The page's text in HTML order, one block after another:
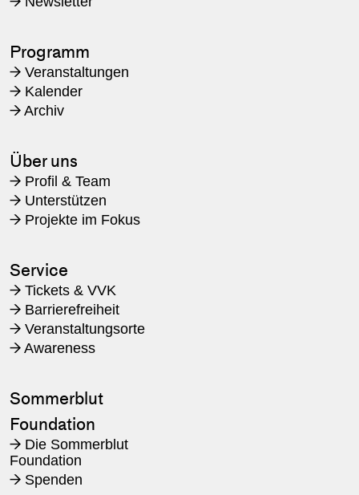
Programm
→ Veranstaltungen
→ Kalender
→ Archiv
Über uns
→ Profil & Team
→ Unterstützen
→ Projekte im Fokus
Service
→ Tickets & VVK
→ Barrierefreiheit
→ Veranstaltungsorte
→ Awareness
Sommerblut
Foundation
→ Die Sommerblut
Foundation
→ Spenden